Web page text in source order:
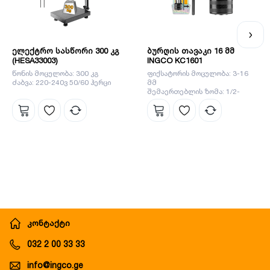
ელექტრო სასწორი 300 კგ
(HESA33003)
წონის მოცულობა: 300 კგ
ძაბვა: 220-240ვ 50/60 ჰერცი
ბურღის თავაკი 16 მმ
INGCO KC1601
ფიქსატორის მოცულობა: 3-16
მმ
შემაერთებლის ზომა: 1/2-
20UNF
კონტაქტი
032 2 00 33 33
info@ingco.ge